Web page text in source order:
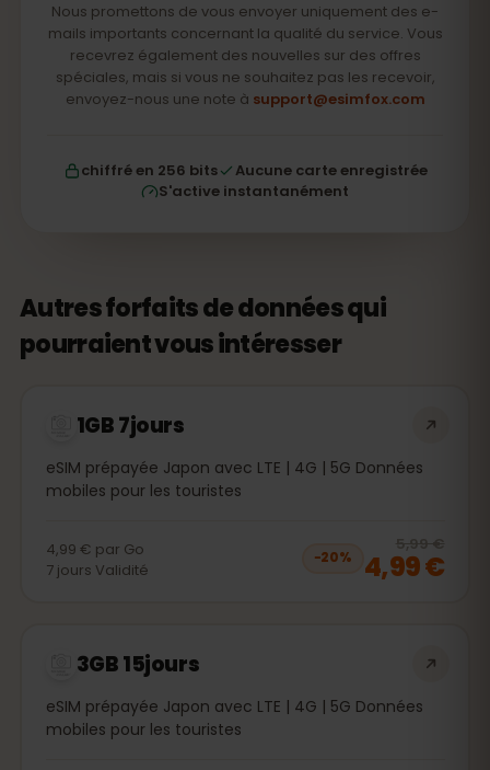
Nous promettons de vous envoyer uniquement des e-
mails importants concernant la qualité du service. Vous
recevrez également des nouvelles sur des offres
spéciales, mais si vous ne souhaitez pas les recevoir,
envoyez-nous une note à support@esimfox.com
chiffré en 256 bits
Aucune carte enregistrée
S'active instantanément
Autres forfaits de données qui
pourraient vous intéresser
1GB 7jours
eSIM prépayée Japon avec LTE | 4G | 5G Données
mobiles pour les touristes
4,99 € par Go
7 jours Validité
−20%
5,99 €
4,99 €
3GB 15jours
eSIM prépayée Japon avec LTE | 4G | 5G Données
mobiles pour les touristes